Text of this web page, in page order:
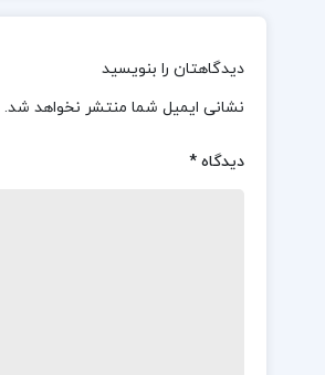
دیدگاهتان را بنویسید
نشانی ایمیل شما منتشر نخواهد شد.
دیدگاه*